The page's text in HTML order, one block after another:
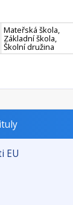
Mateřská škola,
Základní škola,
Školní družina
EU